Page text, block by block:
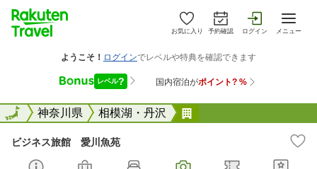
お気に入り 予約確認 ログイン メニュー
全国神奈川県 相模湖・丹沢
全国
ビジネス旅館 愛川魚苑